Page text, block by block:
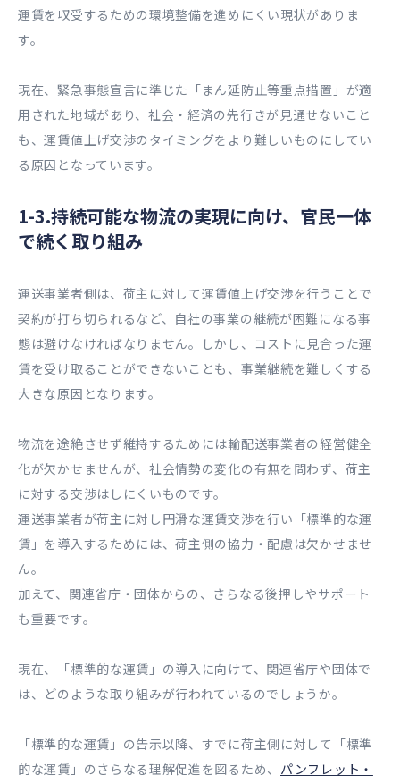
運賃を収受するための環境整備を進めにくい現状がありま
す。
現在、緊急事態宣言に準じた「まん延防止等重点措置」が適
用された地域があり、社会・経済の先行きが見通せないこと
も、運賃値上げ交渉のタイミングをより難しいものにしてい
る原因となっています。
1-3.持続可能な物流の実現に向け、官民一体
で続く取り組み
運送事業者側は、荷主に対して運賃値上げ交渉を行うことで
契約が打ち切られるなど、自社の事業の継続が困難になる事
態は避けなければなりません。しかし、コストに見合った運
賃を受け取ることができないことも、事業継続を難しくする
大きな原因となります。
物流を途絶させず維持するためには輸配送事業者の経営健全
化が欠かせませんが、社会情勢の変化の有無を問わず、荷主
に対する交渉はしにくいものです。
運送事業者が荷主に対し円滑な運賃交渉を行い「標準的な運
賃」を導入するためには、荷主側の協力・配慮は欠かせませ
ん。
加えて、関連省庁・団体からの、さらなる後押しやサポート
も重要です。
現在、「標準的な運賃」の導入に向けて、関連省庁や団体で
は、どのような取り組みが行われているのでしょうか。
「標準的な運賃」の告示以降、すでに荷主側に対して「標準
的な運賃」のさらなる理解促進を図るため、 パンフレット・